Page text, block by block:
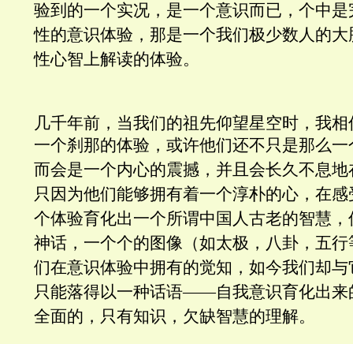
验到的一个实况，是一个意识而已，个中
性的意识体验，那是一个我们极少数人的
性心智上解读的体验。
几千年前，当我们的祖先仰望星空时，我
一个刹那的体验 ，或许他们还不只是那么
而会是一个内心的震撼，并且会长久不息
只因为他们能够拥有着一个淳朴的心，在
个体验育化出一个所谓中国人古老的智慧
神话，一个个的图像（如太极，八卦，五
们在意识体验中拥有的觉知，如今我们却
只能落得以一种话语——自我意识育化出
全面的，只有知识，欠缺智慧的理解。